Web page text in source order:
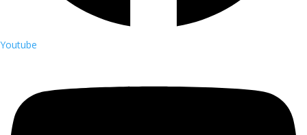
Youtube